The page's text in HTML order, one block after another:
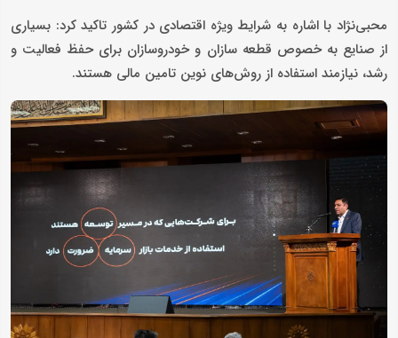
محبی‌نژاد با اشاره به شرایط ویژه اقتصادی در کشور تاکید کرد: بسیاری
از صنایع به خصوص قطعه سازان و خودروسازان برای حفظ فعالیت و
رشد، نیازمند استفاده از روش‌های نوین تامین مالی هستند.